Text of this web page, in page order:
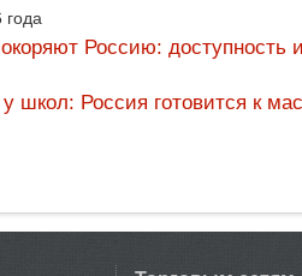
Россию:
школ: Россия готовится к